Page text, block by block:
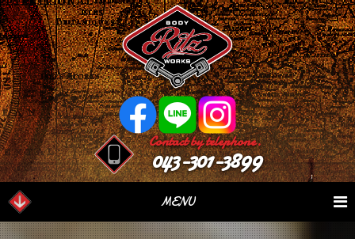
Contact by telephone.
043-301-3899
MENU